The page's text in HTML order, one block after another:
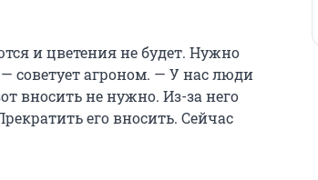
и цветения не будет. Нужно
советует агроном. — У нас люди
вносить не нужно. Из-за него
его вносить. Сейчас